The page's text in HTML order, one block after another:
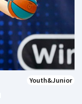
Youth&Junior